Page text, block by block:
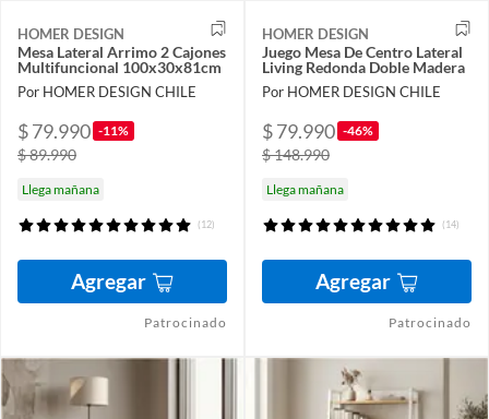
HOMER DESIGN
Mesa Lateral Arrimo 2 Cajones
Multifuncional 100x30x81cm
Por HOMER DESIGN CHILE
$ 79.990 -11%
$ 89.990
Llega mañana
(12)
Agregar
Patrocinado
HOMER DESIGN
Juego Mesa De Centro Lateral
Living Redonda Doble Madera
Por HOMER DESIGN CHILE
$ 79.990 -46%
$ 148.990
Llega mañana
(14)
Agregar
Patrocinado